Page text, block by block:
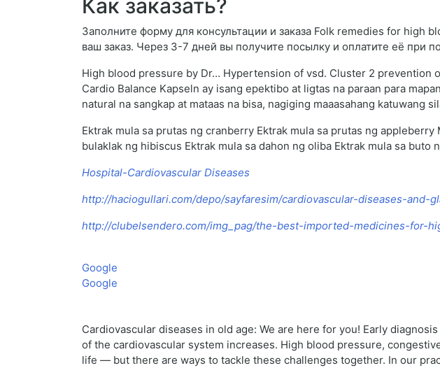
Как заказать?
Заполните форму для консультации и заказа Folk remedies for high
ваш заказ. Через 3-7 дней вы получите посылку и оплатите её при
High blood pressure by Dr… Hypertension of vsd. Cluster 2 prevention
Cardio Balance Kapseln ay isang epektibo at ligtas na paraan para
natural na sangkap at mataas na bisa, nagiging maaasahang katuwang
Ektrak mula sa prutas ng cranberry Ektrak mula sa prutas ng
bulaklak ng hibiscus Ektrak mula sa dahon ng oliba Ektrak mula sa buto
Hospital-Cardiovascular Diseases
http://haciogullari.com/depo/sayfaresim/cardiovascular-diseases-and-
http://clubelsendero.com/img_pag/the-best-imported-medicines-for-
Google
Google
Cardiovascular diseases in old age: We are here for you! Early
of the cardiovascular system increases. High blood pressure,
life — but there are ways to tackle these challenges together. In our